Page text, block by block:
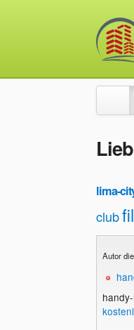
lima-
club
Autor